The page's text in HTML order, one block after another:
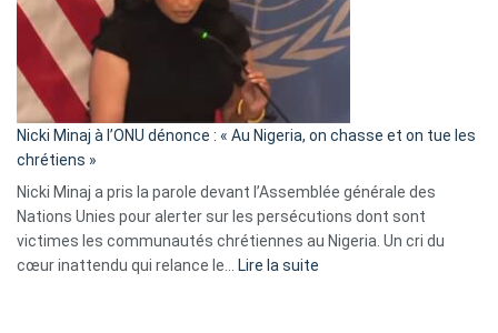
« Zemmour
a
tout
parle
ses
tripes »
Nicki Minaj à l’ONU dénonce : « Au Nigeria, on chasse et on tue les
chrétiens »
Nicki Minaj a pris la parole devant l’Assemblée générale des
Nations Unies pour alerter sur les persécutions dont sont
victimes les communautés chrétiennes au Nigeria. Un cri du
cœur inattendu qui relance le…
Lire la suite